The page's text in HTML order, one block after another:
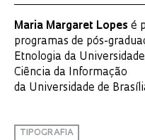
Maria Margaret Lopes é
programas de pós-
Etnologia da
Ciência da Informação
da Universidade de
TIPOGRAFIA